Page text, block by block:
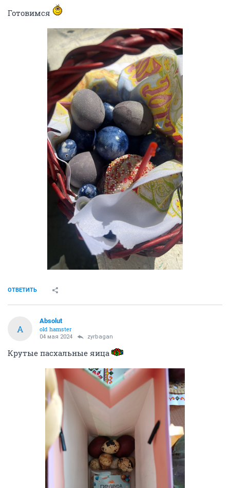
Готовимся
ОТВЕТИТЬ
A
Absolut
old hamster
04 мая 2024 zyrbagan
Крутые пасхальные яица